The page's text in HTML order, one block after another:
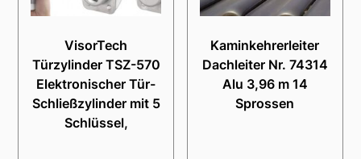
VisorTech
Türzylinder TSZ-570
Elektronischer Tür-
Schließzylinder mit 5
Schlüssel,
Kaminkehrerleiter
Dachleiter Nr. 74314
Alu 3,96 m 14
Sprossen